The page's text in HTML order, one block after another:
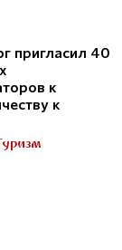
пригласил 40
к
к